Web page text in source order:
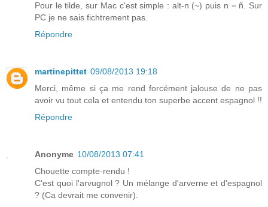
Pour le tilde, sur Mac c'est simple : alt-n (~) puis n = ñ. Sur
PC je ne sais fichtrement pas.
Répondre
martinepittet 09/08/2013 19:18
Merci, même si ça me rend forcément jalouse de ne pas
avoir vu tout cela et entendu ton superbe accent espagnol !!
Répondre
Anonyme 10/08/2013 07:41
Chouette compte-rendu !
C'est quoi l'arvugnol ? Un mélange d'arverne et d'espagnol
? (Ca devrait me convenir).